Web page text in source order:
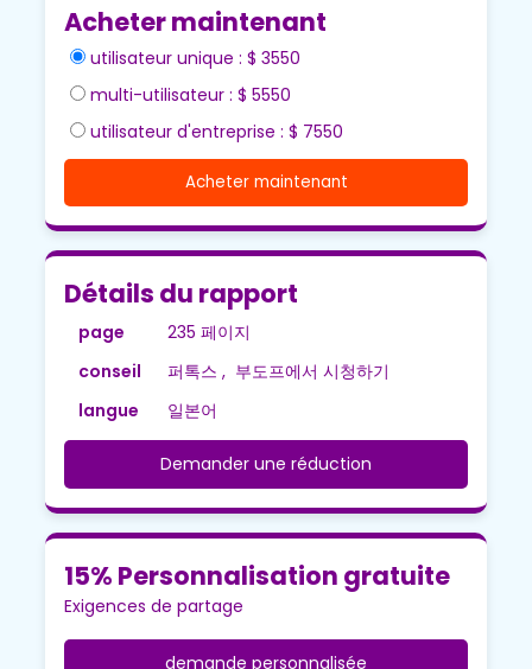
Acheter maintenant
utilisateur unique : $ 3550
multi-utilisateur : $ 5550
utilisateur d'entreprise : $ 7550
Acheter maintenant
Détails du rapport
page
235 페이지
conseil
퍼톡스 , 부도프에서 시청하기
langue
일본어
Demander une réduction
15% Personnalisation gratuite
Exigences de partage
demande personnalisée